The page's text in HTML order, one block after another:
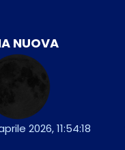
NUOVA
2026, 11:54:18